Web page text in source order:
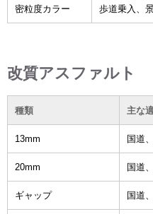
密粒度カラー 歩道乗入、
改質アスファルト
種類 主な
13mm 国道
20mm 国道
ギャップ 国道